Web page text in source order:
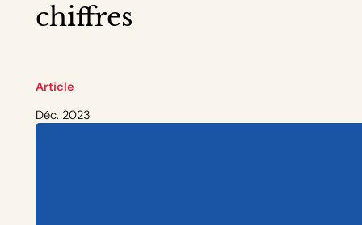
chiffres
Article
Déc. 2023